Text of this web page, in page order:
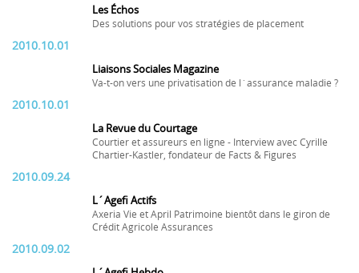
Les Échos
Des solutions pour vos stratégies de placement
2010.10.01
Liaisons Sociales Magazine
Va-t-on vers une privatisation de l´assurance maladie ?
2010.10.01
La Revue du Courtage
Courtier et assureurs en ligne - Interview avec Cyrille
Chartier-Kastler, fondateur de Facts & Figures
2010.09.24
L´Agefi Actifs
Axeria Vie et April Patrimoine bientôt dans le giron de
Crédit Agricole Assurances
2010.09.02